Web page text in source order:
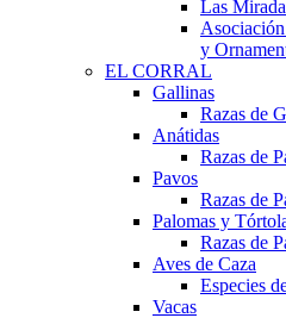
Las
y
EL CORRAL
Gallinas
Razas de
Anátidas
Razas de
Pavos
Razas de
Palomas y
Razas de
Aves de Caza
Especies
Vacas